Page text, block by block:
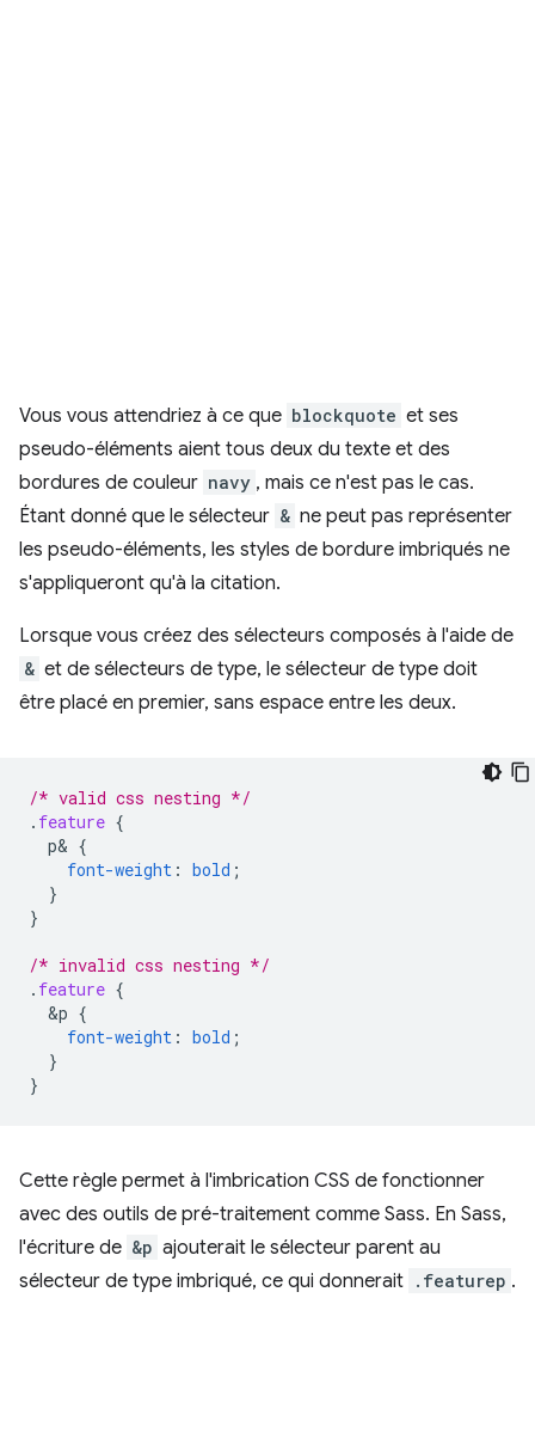
Vous vous attendriez à ce que blockquote et ses
pseudo-éléments aient tous deux du texte et des
bordures de couleur navy , mais ce n'est pas le cas.
Étant donné que le sélecteur & ne peut pas représenter
les pseudo-éléments, les styles de bordure imbriqués ne
s'appliqueront qu'à la citation.
Lorsque vous créez des sélecteurs composés à l'aide de
& et de sélecteurs de type, le sélecteur de type doit
être placé en premier, sans espace entre les deux.
/* valid css nesting */
. feature {
p& {
font-weight : bold ;
}
}
/* invalid css nesting */
. feature {
&p {
font-weight : bold ;
}
}
Cette règle permet à l'imbrication CSS de fonctionner
avec des outils de pré-traitement comme Sass. En Sass,
l'écriture de &p ajouterait le sélecteur parent au
sélecteur de type imbriqué, ce qui donnerait .featurep .